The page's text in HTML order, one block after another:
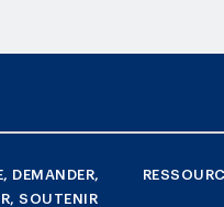
DEMANDER,
SOUTENIR